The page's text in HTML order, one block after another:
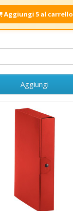
Aggiungi 5 al carrello
Aggiungi